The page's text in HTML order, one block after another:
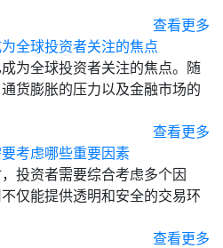
查看更多
全球投资者关注的焦点
为全球投资者关注的焦点。随
货膨胀的压力以及金融市场的
查看更多
考虑哪些重要因素
投资者需要综合考虑多个因
仅能提供透明和安全的交易环
查看更多